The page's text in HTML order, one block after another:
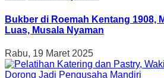
Bukber di Roemah Kentang 1908,
Luas, Musala Nyaman
Rabu, 19 Maret 2025